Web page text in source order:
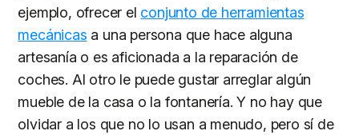
ejemplo, ofrecer el conjunto de herramientas
mecánicas a una persona que hace alguna
artesanía o es aficionada a la reparación de
coches. Al otro le puede gustar arreglar algún
mueble de la casa o la fontanería. Y no hay que
olvidar a los que no lo usan a menudo, pero sí de